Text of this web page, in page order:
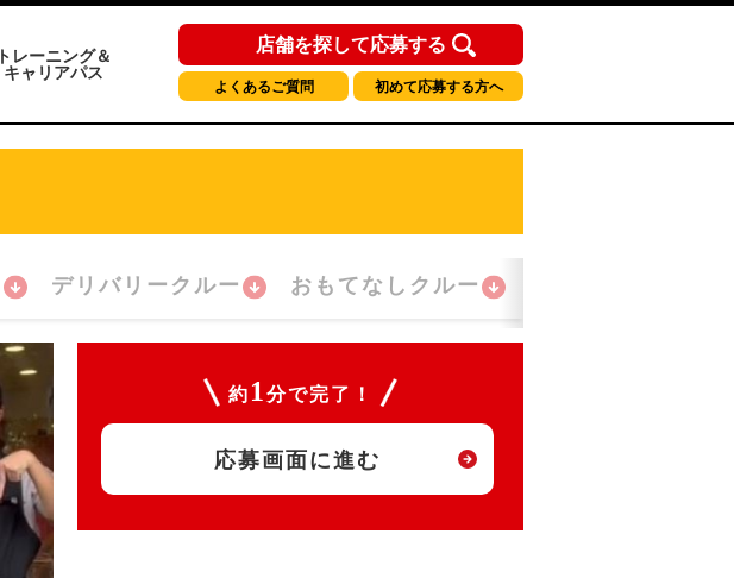
トレーニング＆
キャリアパス
店舗を探して応募する
よくあるご質問 初めて応募する方へ
デリバリークルー おもてなしクルー
約 1 分で完了！
応募画面に進む